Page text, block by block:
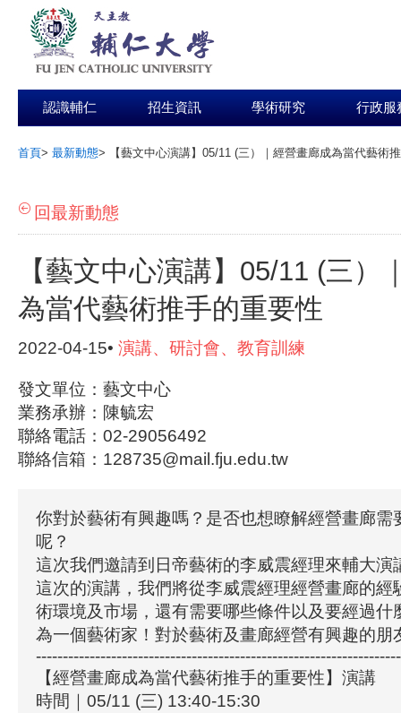
認識輔仁 招生資訊 學術研究 行政服
首頁> 最新動態> 【藝文中心演講】05/11 (三）｜經營畫廊成為當代藝術
回最新動態
【藝文中心演講】05/11 (三）
為當代藝術推手的重要性
2022-04-15• 演講、研討會、教育訓練
發文單位：藝文中心
業務承辦：陳毓宏
聯絡電話：02-29056492
聯絡信箱：128735@mail.fju.edu.tw
你對於藝術有興趣嗎？是否也想瞭解經營畫廊需
呢？
這次我們邀請到日帝藝術的李威震經理來輔大演
這次的演講，我們將從李威震經理經營畫廊的經
術環境及市場，還有需要哪些條件以及要經過什
為一個藝術家！對於藝術及畫廊經營有興趣的朋
【經營畫廊成為當代藝術推手的重要性】演講
時間｜05/11 (三) 13:40-15:30